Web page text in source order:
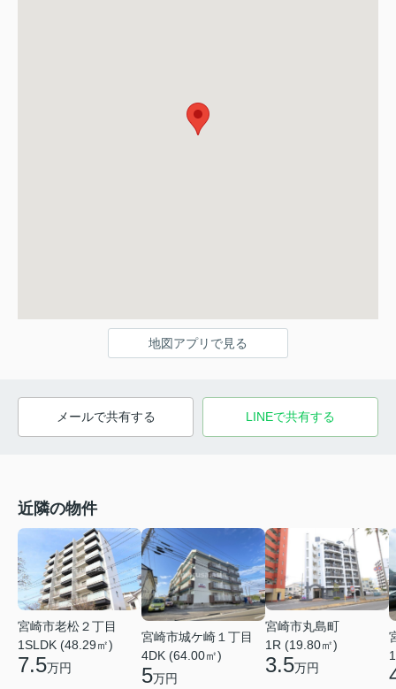
地図アプリで見る
メールで共有する LINEで共有する
近隣の物件
宮崎市老松２丁目
1SLDK (48.29㎡)
7.5万円
宮崎市城ケ崎１丁目
4DK (64.00㎡)
5万円
宮崎市丸島町
1R (19.80㎡)
3.5万円